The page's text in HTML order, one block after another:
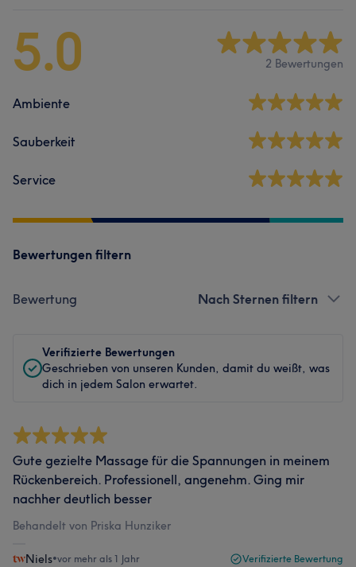
5.0 2 Bewertungen
Ambiente
Sauberkeit
Service
Bewertungen filtern
Bewertung Nach Sternen filtern
Verifizierte Bewertungen
Geschrieben von unseren Kunden, damit du weißt, was
dich in jedem Salon erwartet.
Gute gezielte Massage für die Spannungen in meinem
Rückenbereich. Professionell, angenehm. Ging mir
nachher deutlich besser
Behandelt von Priska Hunziker
Niels•vor mehr als 1 Jahr Verifizierte Bewertung